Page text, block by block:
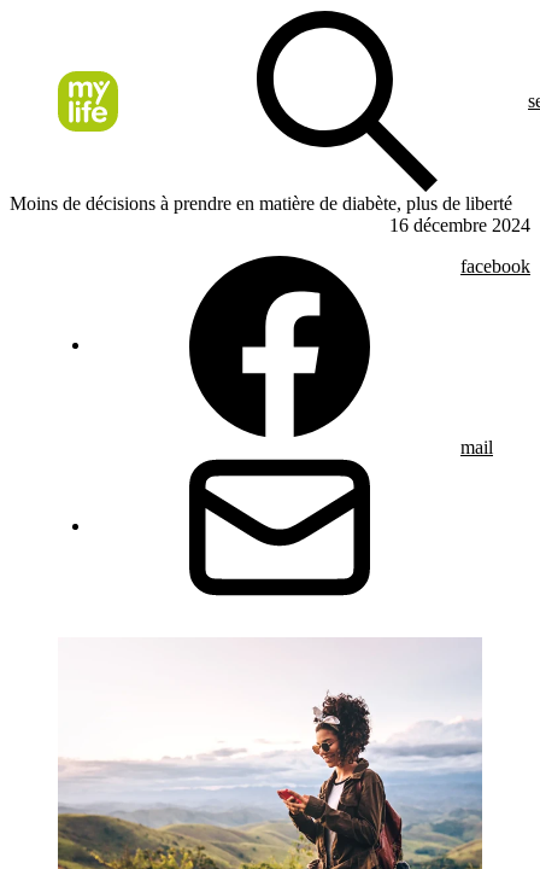
Moins de décisions à prendre en matière de diabète, plus de liberté
16 décembre 2024
facebook
mail